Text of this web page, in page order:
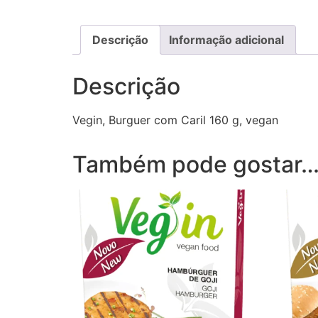
Descrição Informação adicional
Descrição
Vegin, Burguer com Caril 160 g, vegan
Também pode